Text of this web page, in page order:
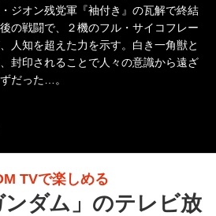
ジオン残党軍『袖付き』の瓦解で終結
の戦闘で、２機のフル・サイコフレー
人知を超えた力を示す。白き一角獣と
封印されることで人々の意識から遠ざ
だった…。
TVで楽しめる
ダム 」のテレビ放